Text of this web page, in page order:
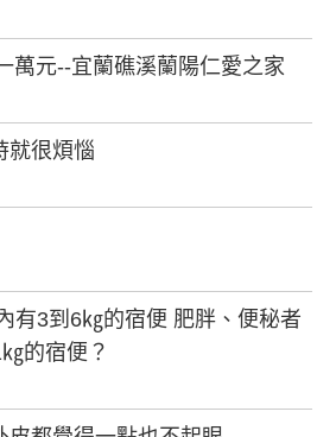
萬元--宜蘭礁溪蘭陽仁愛之家
就很煩惱
有3到6㎏的宿便 肥胖、便秘者
的宿便？